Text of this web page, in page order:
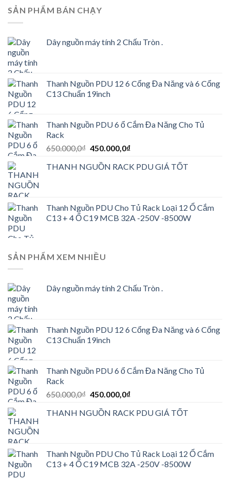
SẢN PHẨM BÁN CHẠY
Dây nguồn máy tính 2 Chấu Tròn .
Thanh Nguồn PDU 12 6 Cổng Đa Năng và 6 Cổng
C13 Chuẩn 19inch
Thanh Nguồn PDU 6 ổ Cắm Đa Năng Cho Tủ
Rack
650.000,0₫ Giá
là:
450.000,0₫Giá
tại
THANH NGUỒN RACK PDU GIÁ TỐT
Thanh Nguồn PDU Cho Tủ Rack Loại 12 Ổ Cắm
C13 + 4 Ổ C19 MCB 32A -250V -8500W
SẢN PHẨM XEM NHIỀU
Dây nguồn máy tính 2 Chấu Tròn .
Thanh Nguồn PDU 12 6 Cổng Đa Năng và 6 Cổng
C13 Chuẩn 19inch
Thanh Nguồn PDU 6 ổ Cắm Đa Năng Cho Tủ
Rack
650.000,0₫ Giá
là:
450.000,0₫Giá
tại
THANH NGUỒN RACK PDU GIÁ TỐT
Thanh Nguồn PDU Cho Tủ Rack Loại 12 Ổ Cắm
C13 + 4 Ổ C19 MCB 32A -250V -8500W